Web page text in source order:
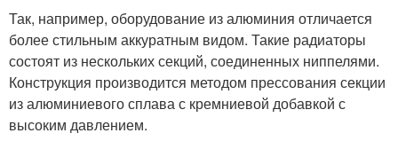
Так, например, оборудование из алюминия отличается
более стильным аккуратным видом. Такие радиаторы
состоят из нескольких секций, соединенных ниппелями.
Конструкция производится методом прессования секции
из алюминиевого сплава с кремниевой добавкой с
высоким давлением.